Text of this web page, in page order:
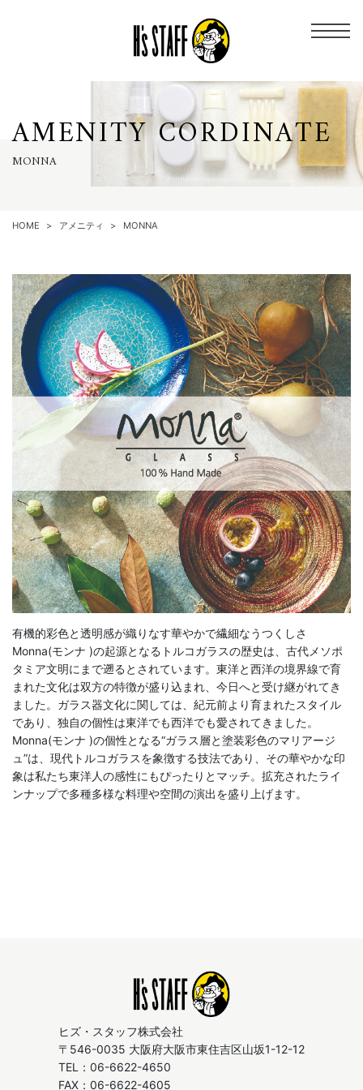
AMENITY CORDINATE
MONNA
HOME アメニティ MONNA
有機的彩色と透明感が織りなす華やかで繊細なうつくしさ
Monna(モンナ )の起源となるトルコガラスの歴史は、古代メソポ
タミア文明にまで遡るとされています。東洋と西洋の境界線で育
まれた文化は双方の特徴が盛り込まれ、今日へと受け継がれてき
ました。ガラス器文化に関しては、紀元前より育まれたスタイル
であり、独自の個性は東洋でも西洋でも愛されてきました。
Monna(モンナ )の個性となる“ガラス層と塗装彩色のマリアージ
ュ”は、現代トルコガラスを象徴する技法であり、その華やかな印
象は私たち東洋人の感性にもぴったりとマッチ。拡充されたライ
ンナップで多種多様な料理や空間の演出を盛り上げます。
ヒズ・スタッフ株式会社
〒546-0035 大阪府大阪市東住吉区山坂1-12-12
TEL：06-6622-4650
FAX：06-6622-4605